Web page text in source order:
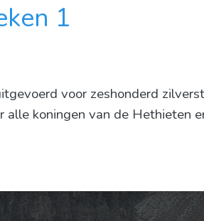
1
voor zeshonderd
alle koningen van de Hethieten